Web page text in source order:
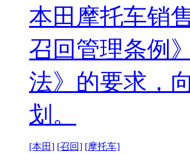
本田摩托车销
召回管理条例
法》的要求，
划。
[本田] [召回] [摩托车]